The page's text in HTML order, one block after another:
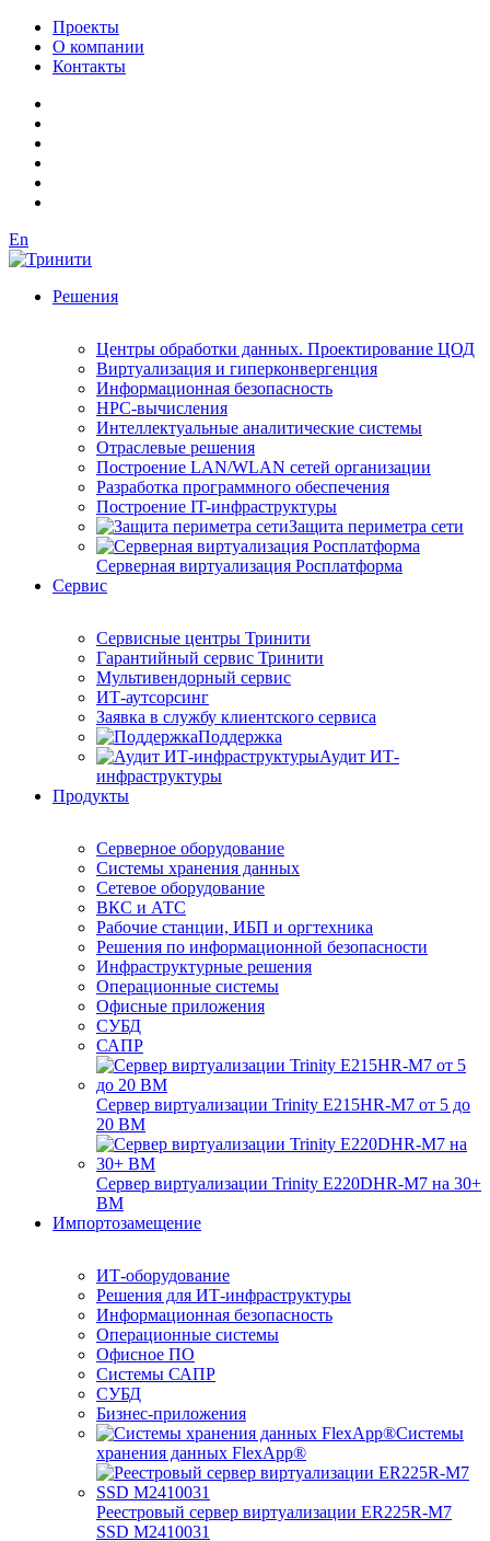
Проекты
О компании
Контакты
En
Решения
Центры обработки данных. Проектирование ЦОД
Виртуализация и гиперконвергенция
Информационная безопасность
HPC-вычисления
Интеллектуальные аналитические системы
Отраслевые решения
Построение LAN/WLAN сетей организации
Разработка программного обеспечения
Построение IT-инфраструктуры
Защита периметра сети
Серверная виртуализация Росплатформа
Сервис
Сервисные центры Тринити
Гарантийный сервис Тринити
Мультивендорный сервис
ИТ-аутсорсинг
Заявка в службу клиентского сервиса
Поддержка
Аудит ИТ-
инфраструктуры
Продукты
Серверное оборудование
Системы хранения данных
Сетевое оборудование
ВКС и АТС
Рабочие станции, ИБП и оргтехника
Решения по информационной безопасности
Инфраструктурные решения
Операционные системы
Офисные приложения
СУБД
САПР
Сервер виртуализации Trinity E215HR-M7 от 5 до
20 ВМ
Сервер виртуализации Trinity E220DHR-M7 на 30+
ВМ
Импортозамещение
ИТ-оборудование
Решения для ИТ-инфраструктуры
Информационная безопасность
Операционные системы
Офисное ПО
Системы САПР
СУБД
Бизнес-приложения
Системы
хранения данных FlexApp®
Реестровый сервер виртуализации ER225R-M7
SSD М2410031